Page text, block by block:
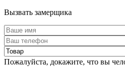
Вызвать замерщика
Пожалуйста, докажите, что вы